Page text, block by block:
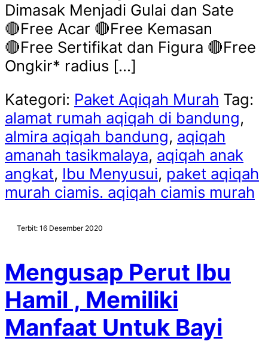
Dimasak Menjadi Gulai dan Sate
🔴Free Acar 🔴Free Kemasan
🔴Free Sertifikat dan Figura 🔴Free
Ongkir* radius […]
Kategori: Paket Aqiqah Murah Tag:
alamat rumah aqiqah di bandung,
almira aqiqah bandung, aqiqah
amanah tasikmalaya, aqiqah anak
angkat, Ibu Menyusui, paket aqiqah
murah ciamis. aqiqah ciamis murah
Terbit: 16 Desember 2020
Mengusap Perut Ibu
Hamil , Memiliki
Manfaat Untuk Bayi